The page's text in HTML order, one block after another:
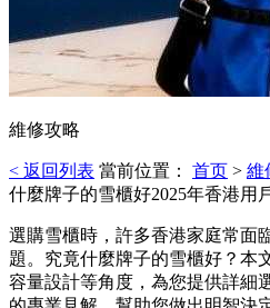
維修攻略
< 返回列表 當前位置： 首页 > 維
什麼牌子的雪櫃好2025年香港用
選購雪櫃時，許多香港家庭常面
題。究竟什麼牌子的雪櫃好？本
容量設計等角度，為您提供詳細